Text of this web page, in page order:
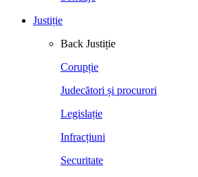
Justiție
Back Justiție
Corupție
Judecători și procurori
Legislație
Infracțiuni
Securitate